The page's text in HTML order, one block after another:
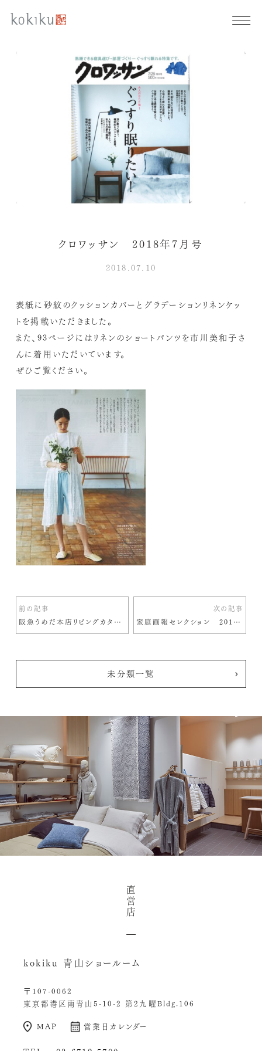
クロワッサン 2018年7月号
2018.07.10
表紙に砂紋のクッションカバーとグラデーションリネンケッ
トを掲載いただきました。
また、93ページにはリネンのショートパンツを市川美和子さ
んに着用いただいています。
ぜひご覧ください。
前の記事
阪急うめだ本店リビングカタログ 2018.05.23～06.19
次の記事
家庭画報セレクション 2018年秋号
未分類一覧
直
営
店
kokiku 青山ショールーム
〒107-0062
東京都港区南青山5-10-2 第2九曜Bldg.106
MAP 営業日カレンダー